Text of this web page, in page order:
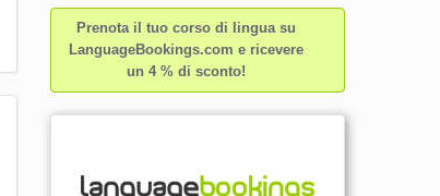
Prenota il tuo corso di lingua su
LanguageBookings.com e ricevere
un 4 % di sconto!